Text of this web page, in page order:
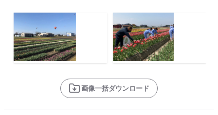
画像一括ダウンロード